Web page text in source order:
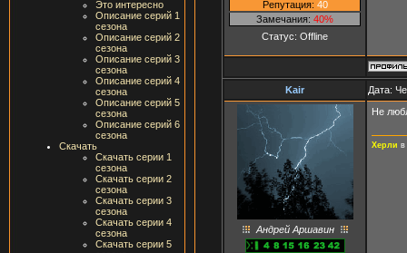
Это интересно
Описание серий 1
сезона
Описание серий 2
сезона
Описание серий 3
сезона
Описание серий 4
сезона
Описание серий 5
сезона
Описание серий 6
сезона
Скачать
Скачать серии 1
сезона
Скачать серии 2
сезона
Скачать серии 3
сезона
Скачать серии 4
сезона
Скачать серии 5
Репутация: 40
Замечания: 40%
Статус: Offline
Kair Дата:
Андрей Аршавин
Не
Херли в